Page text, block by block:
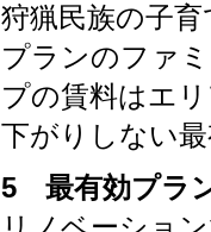
狩猟民族の子
プランのファ
プの賃料はエ
下がりしない
5 最有効プラ